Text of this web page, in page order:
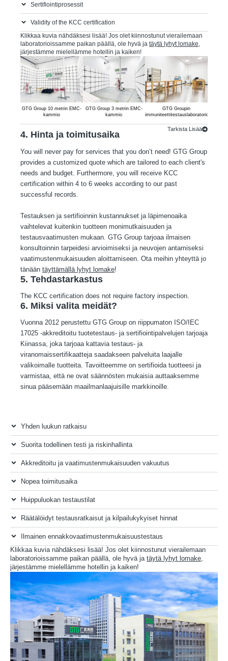
Sertifiointiprosessit
Validity of the KCC certification
Klikkaa kuvia nähdäksesi lisää! Jos olet kiinnostunut vierailemaan
laboratorioissamme paikan päällä, ole hyvä ja täytä lyhyt lomake
järjestämme mielellämme hotellin ja kaiken!
GTG Group 10 metrin EMC-
kammio
GTG Group 3 metrin EMC-
kammio
GTG Groupin
immuniteettitestauslaboratorio
Tarkista Lisää
4. Hinta ja toimitusaika
You will never pay for services that you don’t need! GTG Group
provides a customized quote which are tailored to each client's
needs and budget. Furthermore, you will receive KCC
certification within 4 to 6 weeks according to our past
successful records.
Testauksen ja sertifioinnin kustannukset ja läpimenoaika
vaihtelevat kuitenkin tuotteen monimutkaisuuden ja
testausvaatimusten mukaan. GTG Group tarjoaa ilmaisen
konsultoinnin tarpeidesi arvioimiseksi ja neuvojen antamiseksi
vaatimustenmukaisuuden aloittamiseen. Ota meihin yhteyttä jo
tänään täyttämällä lyhyt lomake!
5. Tehdastarkastus
The KCC certification does not require factory inspection.
6. Miksi valita meidät?
Vuonna 2012 perustettu GTG Group on riippumaton ISO/IEC
17025 -akkreditoitu tuotetestaus- ja sertifiointipalvelujen tarjoaja
Kiinassa, joka tarjoaa kattavia testaus- ja
viranomaissertifikaatteja saadakseen palveluita laajalle
valikoimalle tuotteita. Tavoitteemme on sertifioida tuotteesi ja
varmistaa, että ne ovat säännösten mukaisia ​​auttaaksemme
sinua pääsemään maailmanlaajuisille markkinoille.
Yhden luukun ratkaisu
Suorita todellinen testi ja riskinhallinta
Akkreditoitu ja vaatimustenmukaisuuden vakuutus
Nopea toimitusaika
Huippuluokan testaustilat
Räätälöidyt testausratkaisut ja kilpailukykyiset hinnat
Ilmainen ennakkovaatimustenmukaisuustestaus
Klikkaa kuvia nähdäksesi lisää! Jos olet kiinnostunut vierailemaan
laboratorioissamme paikan päällä, ole hyvä ja täytä lyhyt lomake,
järjestämme mielellämme hotellin ja kaiken!